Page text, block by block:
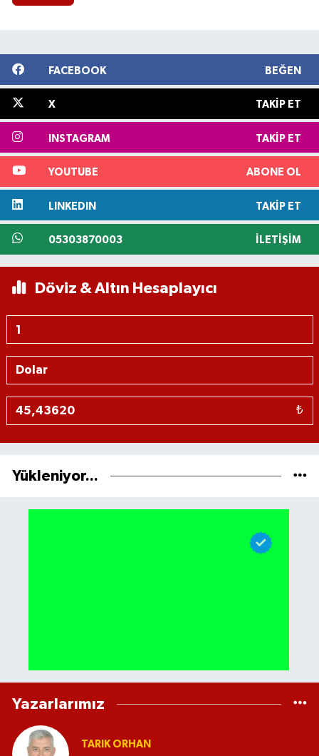
FACEBOOK BEĞEN
X TAKIP ET
INSTAGRAM TAKIP ET
YOUTUBE ABONE OL
LINKEDIN TAKIP ET
05303870003 İLETIŞIM
Döviz & Altın Hesaplayıcı
₺
Yükleniyor...
Yazarlarımız
TARIK ORHAN